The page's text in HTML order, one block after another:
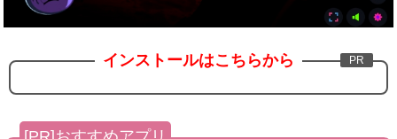
インストールはこちらから